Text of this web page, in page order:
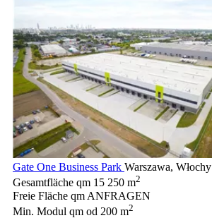
Gate One Business Park Warszawa, Włochy
Gesamtfläche qm 15 250 m2
Freie Fläche qm ANFRAGEN
Min. Modul qm od 200 m2